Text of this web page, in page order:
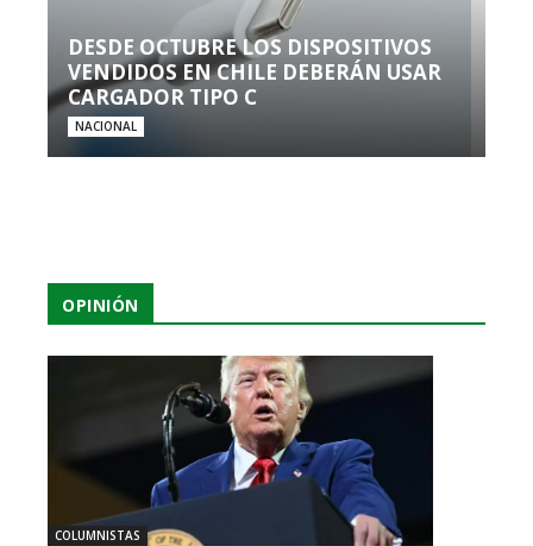
DESDE OCTUBRE LOS DISPOSITIVOS
VENDIDOS EN CHILE DEBERÁN USAR
CARGADOR TIPO C
NACIONAL
OPINIÓN
COLUMNISTAS